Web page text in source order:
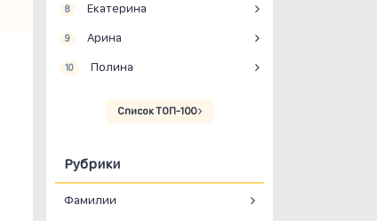
8 Екатерина
9 Арина
10 Полина
Список ТОП-100
Рубрики
Фамилии